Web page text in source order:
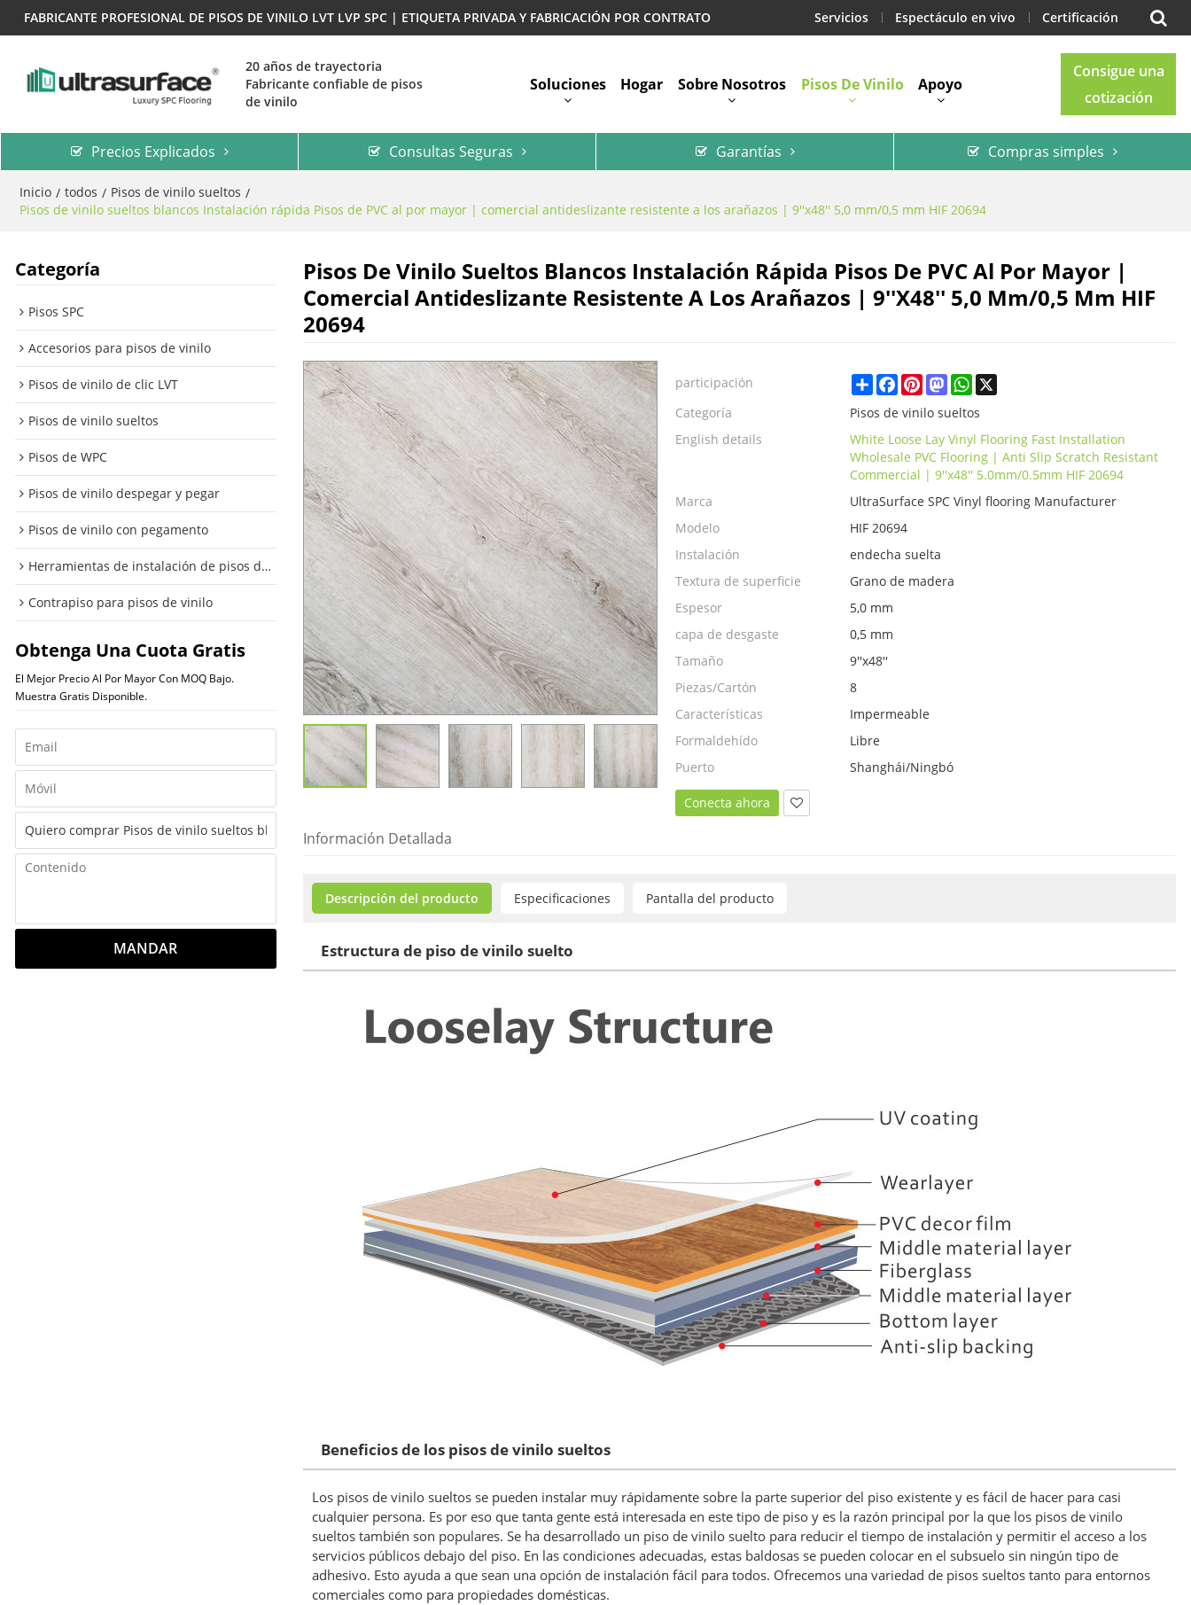
FABRICANTE PROFESIONAL DE PISOS DE VINILO LVT LVP SPC | ETIQUETA PRIVADA Y FABRICACIÓN POR CONTRATO Servicios Espectáculo en vivo Certificación
20 años de trayectoria
Fabricante confiable de pisos
de vinilo
Soluciones Hogar Sobre Nosotros Pisos De Vinilo Apoyo
Consigue una
cotización
Precios Explicados Consultas Seguras Garantías Compras simples
Inicio / todos / Pisos de vinilo sueltos /
Pisos de vinilo sueltos blancos Instalación rápida Pisos de PVC al por mayor | comercial antideslizante resistente a los arañazos | 9''x48'' 5,0 mm/0,5 mm HIF 20694
Categoría
Pisos SPC
Accesorios para pisos de vinilo
Pisos de vinilo de clic LVT
Pisos de vinilo sueltos
Pisos de WPC
Pisos de vinilo despegar y pegar
Pisos de vinilo con pegamento
Herramientas de instalación de pisos de vinilo
Contrapiso para pisos de vinilo
Obtenga Una Cuota Gratis
El Mejor Precio Al Por Mayor Con MOQ Bajo.
Muestra Gratis Disponible.
MANDAR
Pisos De Vinilo Sueltos Blancos Instalación Rápida Pisos De PVC Al Por Mayor |
Comercial Antideslizante Resistente A Los Arañazos | 9''x48'' 5,0 Mm/0,5 Mm HIF
20694
participación ShareFacebookPinterestMastodonWhatsApp
Categoría
Pisos de vinilo sueltos
English details
White Loose Lay Vinyl Flooring Fast Installation
Wholesale PVC Flooring | Anti Slip Scratch Resistant
Commercial | 9''x48'' 5.0mm/0.5mm HIF 20694
Marca
UltraSurface SPC Vinyl flooring Manufacturer
Modelo
HIF 20694
Instalación
endecha suelta
Textura de superficie
Grano de madera
Espesor
5,0 mm
capa de desgaste
0,5 mm
Tamaño
9''x48''
Piezas/Cartón
8
Características
Impermeable
Formaldehído
Libre
Puerto
Shanghái/Ningbó
Conecta ahora
Información Detallada
Descripción del producto Especificaciones Pantalla del producto
Estructura de piso de vinilo suelto
Beneficios de los pisos de vinilo sueltos
Los pisos de vinilo sueltos se pueden instalar muy rápidamente sobre la parte superior del piso existente y es fácil de hacer para casi
cualquier persona. Es por eso que tanta gente está interesada en este tipo de piso y es la razón principal por la que los pisos de vinilo
sueltos también son populares. Se ha desarrollado un piso de vinilo suelto para reducir el tiempo de instalación y permitir el acceso a los
servicios públicos debajo del piso. En las condiciones adecuadas, estas baldosas se pueden colocar en el subsuelo sin ningún tipo de
adhesivo. Esto ayuda a que sean una opción de instalación fácil para todos. Ofrecemos una variedad de pisos sueltos tanto para entornos
comerciales como para propiedades domésticas.